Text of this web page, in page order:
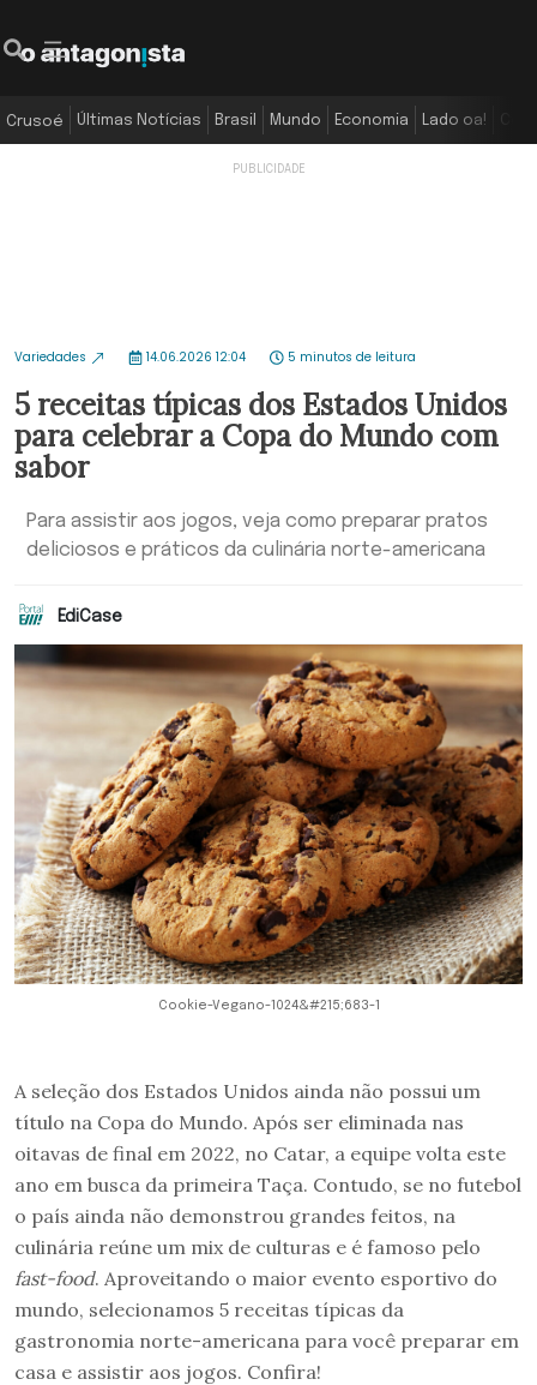
Crusoé Últimas Notícias Brasil Mundo Economia Lado oa!
Variedades 14.06.2026 12:04 5 minutos de leitura
5 receitas típicas dos Estados Unidos
para celebrar a Copa do Mundo com
sabor
Para assistir aos jogos, veja como preparar pratos
deliciosos e práticos da culinária norte-americana
EdiCase
Cookie-Vegano-1024&#215;683-1
A seleção dos Estados Unidos ainda não possui um
título na Copa do Mundo. Após ser eliminada nas
oitavas de final em 2022, no Catar, a equipe volta este
ano em busca da primeira Taça. Contudo, se no futebol
o país ainda não demonstrou grandes feitos, na
culinária reúne um mix de culturas e é famoso pelo
fast-food. Aproveitando o maior evento esportivo do
mundo, selecionamos 5 receitas típicas da
gastronomia norte-americana para você preparar em
casa e assistir aos jogos. Confira!